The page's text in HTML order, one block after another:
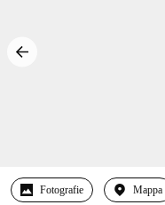
Fotografie Mappa